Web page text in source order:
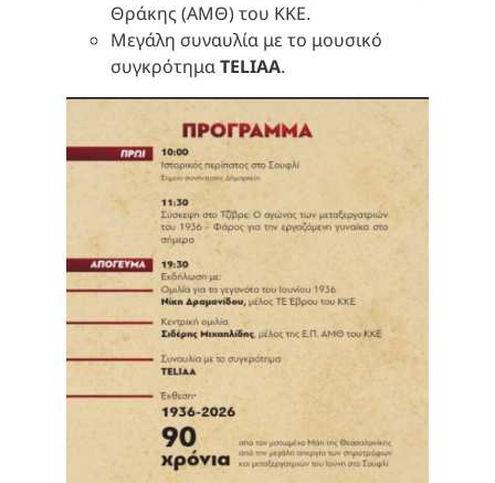
Θράκης (ΑΜΘ) του ΚΚΕ.
Μεγάλη συναυλία με το μουσικό
συγκρότημαTELIAA.